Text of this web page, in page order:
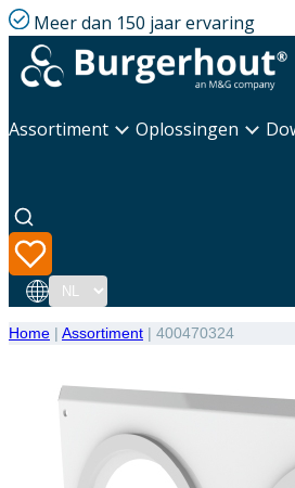
Meer dan 150 jaar ervaring
Assortiment Oplossingen
Taal
Home | Assortiment | 400470324